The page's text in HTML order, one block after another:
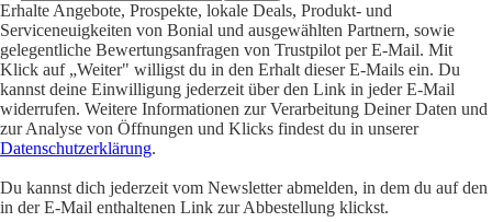
Erhalte Angebote, Prospekte, lokale Deals, Produkt- und
Serviceneuigkeiten von Bonial und ausgewählten Partnern, sowie
gelegentliche Bewertungsanfragen von Trustpilot per E-Mail. Mit
Klick auf „Weiter" willigst du in den Erhalt dieser E-Mails ein. Du
kannst deine Einwilligung jederzeit über den Link in jeder E-Mail
widerrufen. Weitere Informationen zur Verarbeitung Deiner Daten und
zur Analyse von Öffnungen und Klicks findest du in unserer
Datenschutzerklärung.
Du kannst dich jederzeit vom Newsletter abmelden, in dem du auf den
in der E-Mail enthaltenen Link zur Abbestellung klickst.